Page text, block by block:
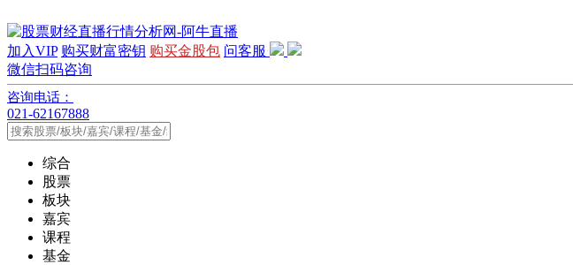
加入VIP 购买财富密钥 购买金股包 问客服
微信扫码咨询
咨询电话：
021-62167888
综合
股票
板块
嘉宾
课程
基金